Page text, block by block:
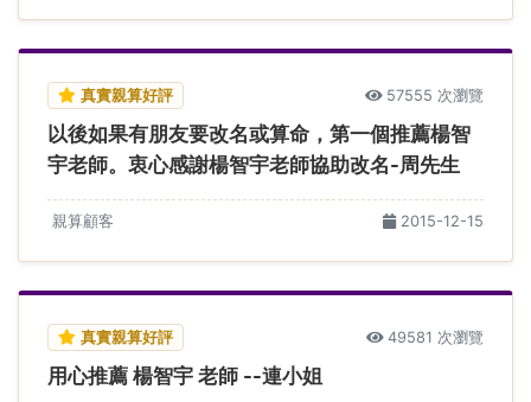
真實親算好評 57555 次瀏覽
以後如果有朋友要改名或算命，第一個推薦楊智
宇老師。衷心感謝楊智宇老師協助改名-周先生
親算顧客 2015-12-15
真實親算好評 49581 次瀏覽
用心推薦 楊智宇 老師 --連小姐